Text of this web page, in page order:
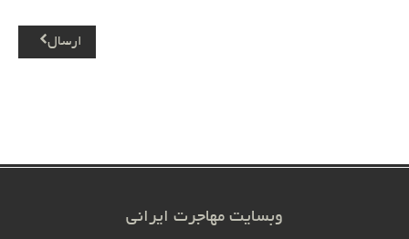
ارسال
وبسایت مهاجرت ایرانی